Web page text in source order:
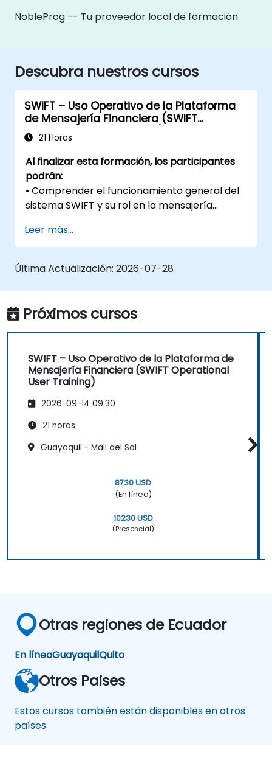
NobleProg -- Tu proveedor local de formación
Descubra nuestros cursos
SWIFT – Uso Operativo de la Plataforma
de Mensajería Financiera (SWIFT
Operational User Training)
21 Horas
Al finalizar esta formación, los participantes
podrán:
• Comprender el funcionamiento general del
sistema SWIFT y su rol en la mensajería
• Navegar y utilizar la interfaz de la
plataforma SWIFT de manera segura y
eficiente
SWIFT según los estándares operativos
• Consultar historiales, trazabilidad y estados
de los mensajes dentro del sistema
• Aplicar buenas prácticas operativas y de
seguridad en el uso diario de SWIFT
Leer más...
Última Actualización: 2026-07-28
Próximos cursos
SWIFT – Uso Operativo de la Plataforma de
Mensajería Financiera (SWIFT Operational
User Training)
2026-09-14 09:30
21 horas
Guayaquil - Mall del Sol
8730 USD
(En línea)
10230 USD
(Presencial)
Otras regiones de Ecuador
En líneaGuayaquilQuito
Otros Paises
Estos cursos también están disponibles en otros
países